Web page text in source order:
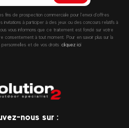
fins de prospection commerciale pour l’envoi d’offres
invitations à participer à des jeux ou des concours relatifs à
vous informons que ce traitement est fondé sur votre
à tout moment. Pour en savoir plus sur la
et de vos droits :cliquez ici
nous sur :